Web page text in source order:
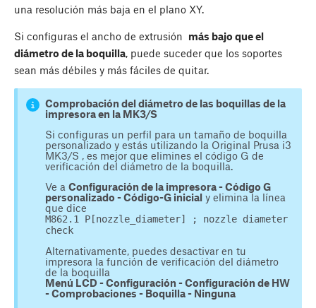
una resolución más baja en el plano XY.
Si configuras el ancho de extrusión más bajo que el
diámetro de la boquilla, puede suceder que los soportes
sean más débiles y más fáciles de quitar.
Comprobación del diámetro de las boquillas de la
impresora en la MK3/S
Si configuras un perfil para un tamaño de boquilla
personalizado y estás utilizando la Original Prusa i3
MK3/S , es mejor que elimines el código G de
verificación del diámetro de la boquilla.
Ve a Configuración de la impresora - Código G
personalizado - Código-G inicialy elimina la línea
que dice
M862.1 P[nozzle_diameter] ; nozzle diameter
check
Alternativamente, puedes desactivar en tu
impresora la función de verificación del diámetro
de la boquilla
Menú LCD - Configuración - Configuración de HW
- Comprobaciones - Boquilla - Ninguna